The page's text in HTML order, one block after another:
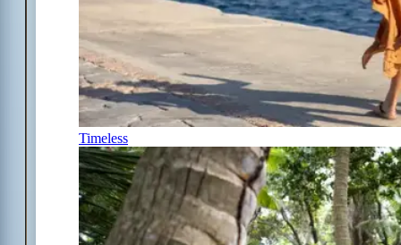
Timeless